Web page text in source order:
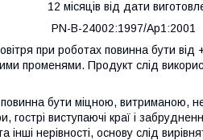
від дати
24002:1997/Ap1:2001
при роботах повинна бути
променями. Продукт слід
бути міцною, витриманою,
виступаючі краї і
нерівності, основу слід